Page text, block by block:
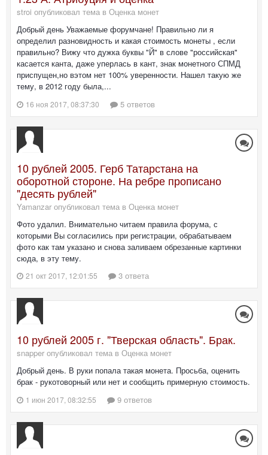
stroi опубликовал тема в Оценка монет
Добрый день Уважаемые форумчане! Правильно ли я
определил разновидность и какая стоимость монеты , если
правильно? Вижу что дужка буквы "Й" в слове "российская"
касается канта, даже уперлась в кант, знак монетного СПМД
приспущен,но вэтом нет 100% уверенности. Нашел такую же
тему, в 2012 году была,...
16 ноя 2017, 08:37:30 5 ответов
10 рублей 2005. Герб Татарстана на
оборотной стороне. На ребре прописано
"десять рублей"
Yamanzar опубликовал тема в Оценка монет
Фото удалил. Внимательно читаем правила форума, с
которыми Вы согласились при регистрации, обрабатываем
фото как там указано и снова заливаем обрезанные картинки
сюда, в эту тему.
21 окт 2017, 12:01:55 3 ответа
10 рублей 2005 г. "Тверская область". Брак.
snapper опубликовал тема в Оценка монет
Добрый день. В руки попала такая монета. Просьба, оценить
брак - рукотоворный или нет и сообщить примерную стоимость.
1 июн 2017, 08:32:55 9 ответов